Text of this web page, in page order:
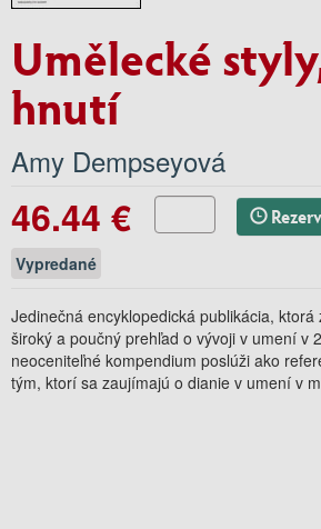
Umělecké
hnutí
Amy Dempseyová
46.44 €
Vypredané
Jedinečná encyklopedická publikácia,
široký a poučný prehľad o vývoji v umení v
neoceniteľné kompendium poslúži ako
tým, ktorí sa zaujímajú o dianie v umení v